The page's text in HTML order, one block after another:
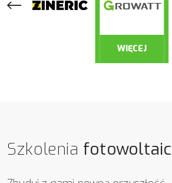
WIĘCEJ
Szkolenia